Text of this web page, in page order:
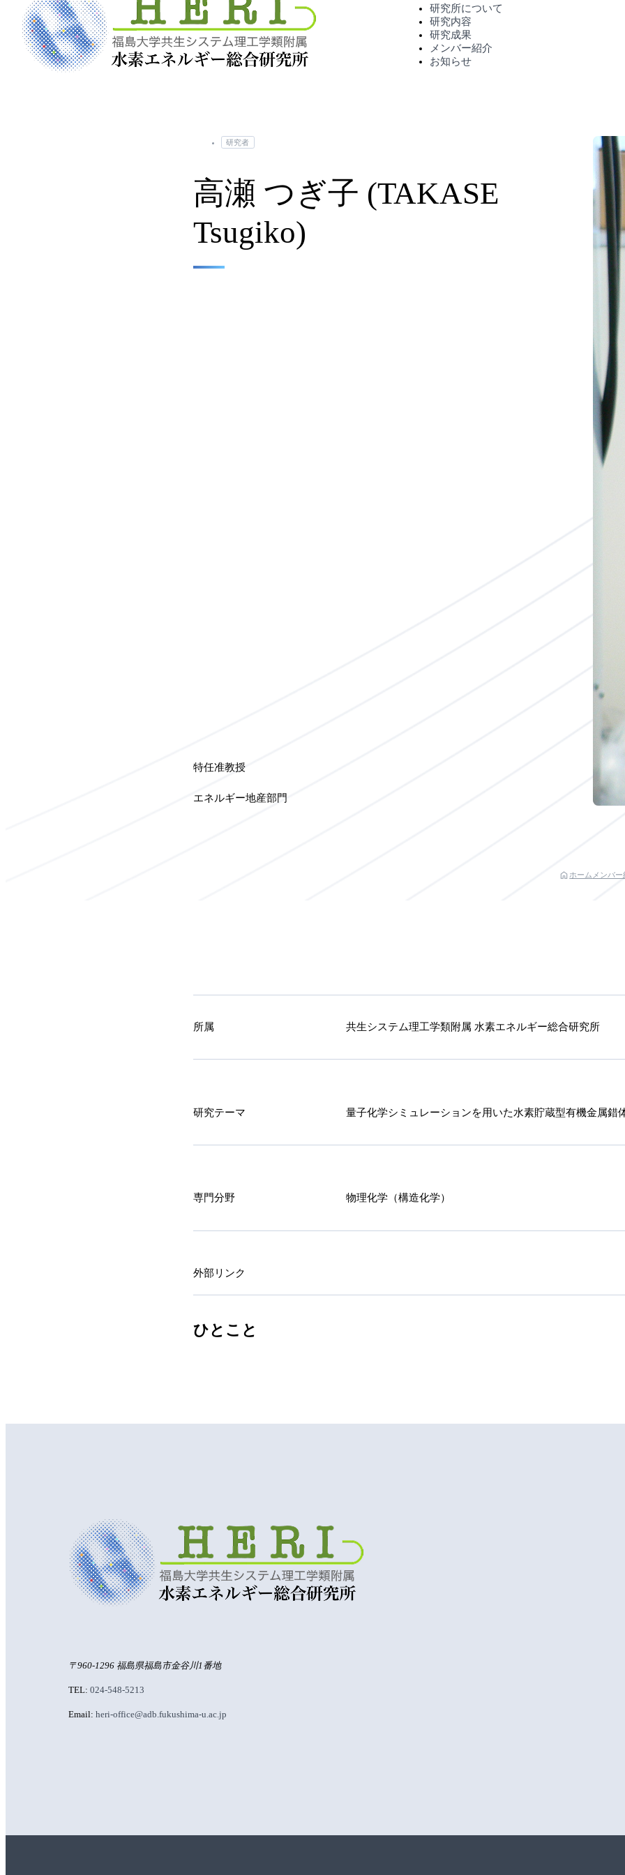
研究所について
研究内容
研究成果
メンバー紹介
お知らせ
研究者
高瀬 つぎ子 (TAKASE
Tsugiko)
特任准教授
エネルギー地産部門
ホーム メンバー
所属 共生システム理工学類附属 水素エネルギー総合研究所
研究テーマ 量子化学シミュレーションを用いた水素貯蔵型有機金属錯
専門分野 物理化学（構造化学）
外部リンク
ひとこと
〒960-1296 福島県福島市金谷川1番地
TEL: 024-548-5213
Email: heri-office@adb.fukushima-u.ac.jp